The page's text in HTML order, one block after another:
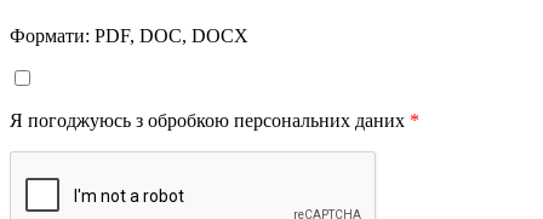
Формати: PDF, DOC, DOCX
Я погоджуюсь з обробкою персональних даних *